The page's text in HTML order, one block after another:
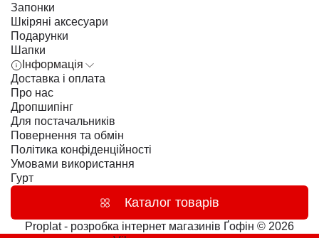
Запонки
Шкіряні аксесуари
Подарунки
Шапки
Інформація
Доставка і оплата
Про нас
Дропшипінг
Для постачальників
Повернення та обмін
Політика конфіденційності
Умовами використання
Гурт
Каталог товарів
Proplat - розробка інтернет магазинів Ґофін © 2026